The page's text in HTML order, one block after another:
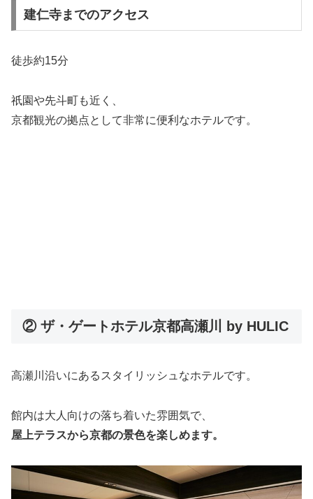
建仁寺までのアクセス
徒歩約15分
祇園や先斗町も近く、
京都観光の拠点として非常に便利なホテルです。
② ザ・ゲートホテル京都高瀬川 by HULIC
高瀬川沿いにあるスタイリッシュなホテルです。
館内は大人向けの落ち着いた雰囲気で、
屋上テラスから京都の景色を楽しめます。